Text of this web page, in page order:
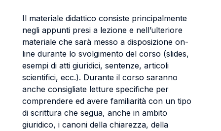
Il materiale didattico consiste principalmente
negli appunti presi a lezione e nell’ulteriore
materiale che sarà messo a disposizione on-
line durante lo svolgimento del corso (slides,
esempi di atti giuridici, sentenze, articoli
scientifici, ecc.). Durante il corso saranno
anche consigliate letture specifiche per
comprendere ed avere familiarità con un tipo
di scrittura che segua, anche in ambito
giuridico, i canoni della chiarezza, della